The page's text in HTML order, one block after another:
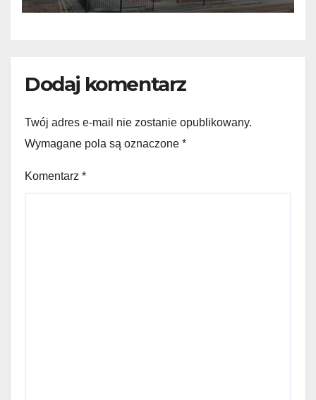
Dodaj komentarz
Twój adres e-mail nie zostanie opublikowany.
Wymagane pola są oznaczone *
Komentarz *